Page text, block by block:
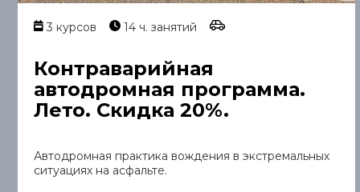
3 курсов 14 ч. занятий
Контраварийная
автодромная программа.
Лето. Скидка 20%.
Автодромная практика вождения в экстремальных
ситуациях на асфальте.